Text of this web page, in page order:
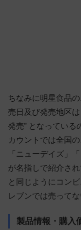
ちなみに明星食品
売日及び発売地区
発売” となっている
カウントでは全国
「ニューデイズ」
が名指しで紹介さ
と同じようにコン
レブンでは売ってな
製品情報・購入